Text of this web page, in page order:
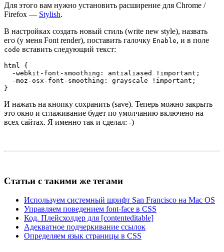
Для этого вам нужно установить расширение для Chrome /
Firefox — Stylish.
В настройках создать новый стиль (write new style), назвать
его (у меня Font render), поставить галочку Enable, и в поле
code вставить следующий текст:
html
{
-webkit-font-smoothing : antialiased !important ;
-moz-osx-font-smoothing : grayscale !important ;
}
И нажать на кнопку сохранить (save). Теперь можно закрыть
это окно и сглаживание будет по умолчанию включено на
всех сайтах. Я именно так и сделал: -)
Статьи с такими же тегами
Используем системный шрифт San Francisco на Mac OS
Управляем поведением font-face в CSS
Код. Плейсхолдер для [contenteditable]
Адекватное подчеркивание ссылок
Определяем язык страницы в CSS